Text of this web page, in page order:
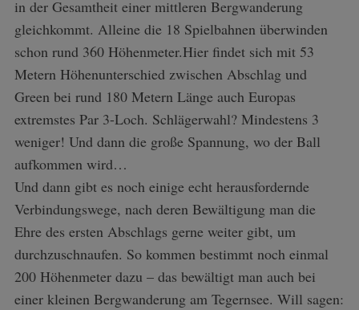
in der Gesamtheit einer mittleren Bergwanderung
gleichkommt. Alleine die 18 Spielbahnen überwinden
schon rund 360 Höhenmeter.Hier findet sich mit 53
Metern Höhenunterschied zwischen Abschlag und
Green bei rund 180 Metern Länge auch Europas
extremstes Par 3-Loch. Schlägerwahl? Mindestens 3
weniger! Und dann die große Spannung, wo der Ball
aufkommen wird…
Und dann gibt es noch einige echt herausfordernde
Verbindungswege, nach deren Bewältigung man die
Ehre des ersten Abschlags gerne weiter gibt, um
durchzuschnaufen. So kommen bestimmt noch einmal
200 Höhenmeter dazu – das bewältigt man auch bei
einer kleinen Bergwanderung am Tegernsee. Will sagen: